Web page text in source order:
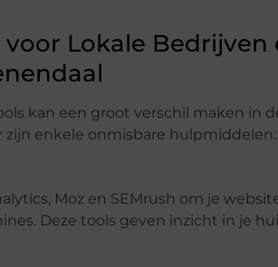
Lokale Bedrijven
kan een groot verschil maken in
enkele onmisbare hulpmiddelen:
Moz en SEMrush om je
Deze tools geven inzicht in je